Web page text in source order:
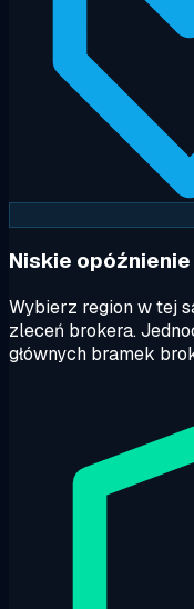
Niskie
Wybierz region w tej
zleceń brokera.
głównych bramek